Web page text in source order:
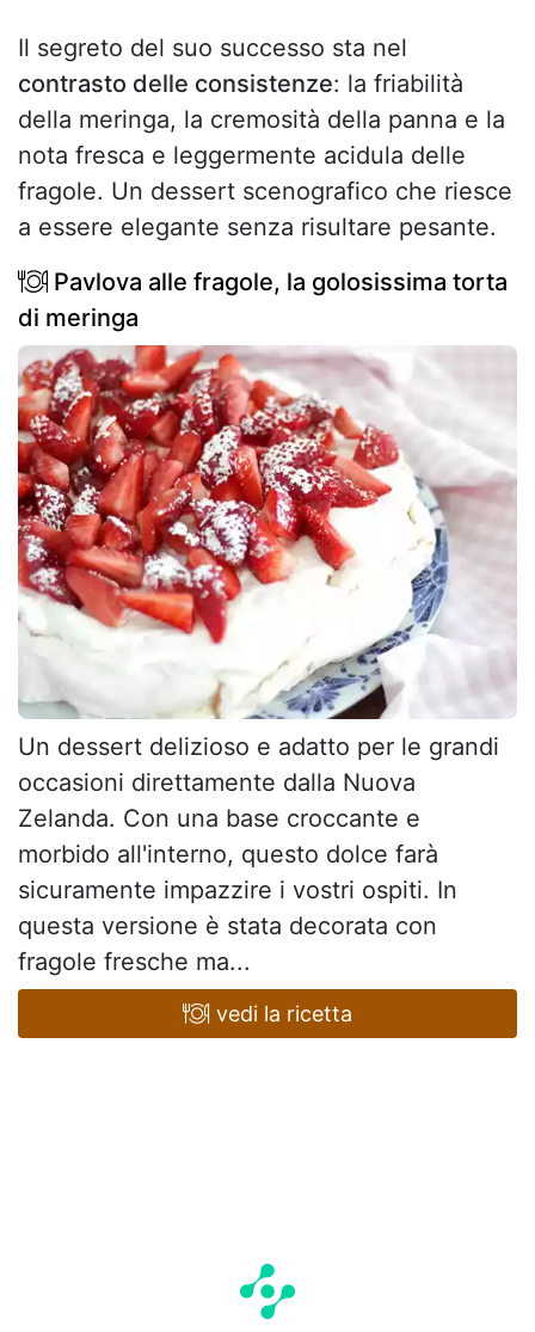
Il segreto del suo successo sta nel
contrasto delle consistenze: la friabilità
della meringa, la cremosità della panna e la
nota fresca e leggermente acidula delle
fragole. Un dessert scenografico che riesce
a essere elegante senza risultare pesante.
Pavlova alle fragole, la golosissima torta
di meringa
Un dessert delizioso e adatto per le grandi
occasioni direttamente dalla Nuova
Zelanda. Con una base croccante e
morbido all'interno, questo dolce farà
sicuramente impazzire i vostri ospiti. In
questa versione è stata decorata con
fragole fresche ma...
vedi la ricetta